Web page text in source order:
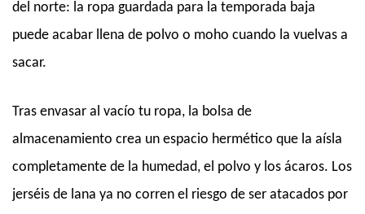
del norte: la ropa guardada para la temporada baja
puede acabar llena de polvo o moho cuando la vuelvas a
sacar.
Tras envasar al vacío tu ropa, la bolsa de
almacenamiento crea un espacio hermético que la aísla
completamente de la humedad, el polvo y los ácaros. Los
jerséis de lana ya no corren el riesgo de ser atacados por